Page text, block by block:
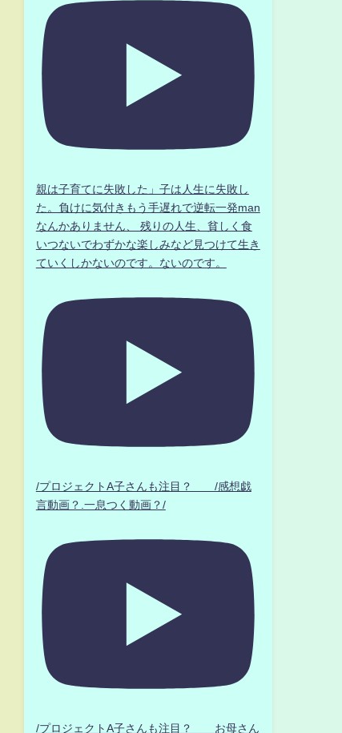
親は子育てに失敗した」子は人生に失敗し
た。負けに気付きもう手遅れで逆転一発man
なんかありません、 残りの人生、貧しく食
いつないでわずかな楽しみなど見つけて生き
ていくしかないのです。ないのです。
/プロジェクトA子さんも注目？ /感想戯
言動画？.一息つく動画？/
/プロジェクトA子さんも注目？ お母さん